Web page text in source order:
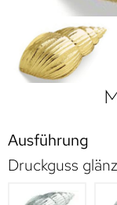
Ausführung
Druckguss